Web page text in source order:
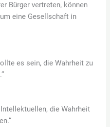
Bürger vertreten, können
eine Gesellschaft in
es sein, die Wahrheit zu
die Wahrheit